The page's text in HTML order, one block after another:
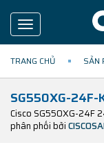
Toggle
navigation
TRANG CHỦ SẢN
SG550XG-24F-
Cisco SG550XG-24F
phân phối bởi